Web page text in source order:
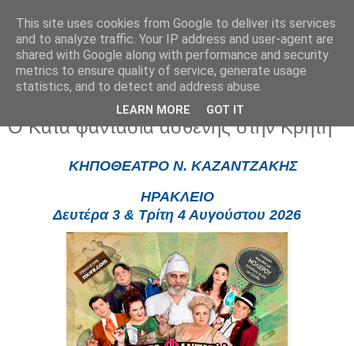
Τρίτη 7 Ιουλίου 2026
Ο Κατά φαντασία ασθενής στην Κρήτη
ΚΗΠΟΘΕΑΤΡΟ Ν. ΚΑΖΑΝΤΖΑΚΗΣ
ΗΡΑΚΛΕΙΟ
Δευτέρα 3 & Τρίτη 4 Αυγούστου 2026
This site uses cookies from Google to deliver its services
and to analyze traffic. Your IP address and user-agent are
shared with Google along with performance and security
metrics to ensure quality of service, generate usage
statistics, and to detect and address abuse.
LEARN MORE GOT IT